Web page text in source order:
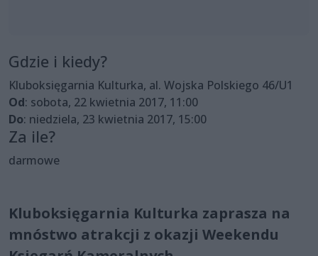
Gdzie i kiedy?
Kluboksięgarnia Kulturka, al. Wojska Polskiego 46/U1
Od: sobota, 22 kwietnia 2017, 11:00
Do: niedziela, 23 kwietnia 2017, 15:00
Za ile?
darmowe
Kluboksięgarnia Kulturka zaprasza na
mnóstwo atrakcji z okazji Weekendu